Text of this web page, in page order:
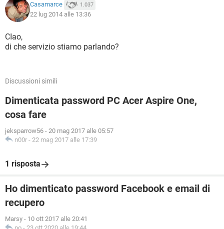
Casamarce 1.037
22 lug 2014 alle 13:36
CIao,
di che servizio stiamo parlando?
Discussioni simili
Dimenticata password PC Acer Aspire One,
cosa fare
jeksparrow56 - 20 mag 2017 alle 05:57
n00r - 22 mag 2017 alle 17:39
1 risposta
Ho dimenticato password Facebook e email di
recupero
Marsy - 10 ott 2017 alle 20:41